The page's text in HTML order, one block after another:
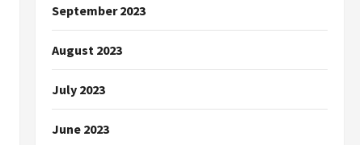
September 2023
August 2023
July 2023
June 2023